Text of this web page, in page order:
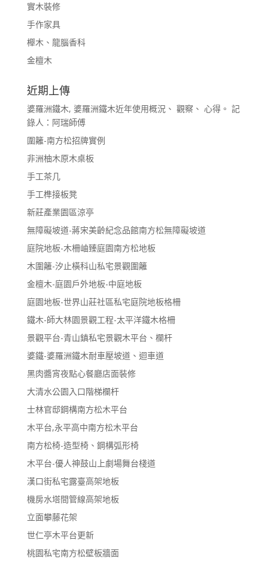
實木裝修
手作家具
櫸木、龍腦香科
金檀木
近期上傳
婆羅洲鐵木, 婆羅洲鐵木近年使用概況、 觀察、 心得。 記
錄人：阿瑞師傅
圍籬-南方松招牌實例
非洲柚木原木桌板
手工茶几
手工榫接板凳
新莊產業園區涼亭
無障礙坡道-蔣宋美齡紀念品館南方松無障礙坡道
庭院地板-木柵岫臻庭園南方松地板
木圍籬-汐止橫科山私宅景觀圍籬
金檀木-庭園戶外地板-中庭地板
庭園地板-世界山莊社區私宅庭院地板格柵
鐵木-師大林園景觀工程-太平洋鐵木格柵
景觀平台-青山鎮私宅景觀木平台、欄杆
婆鐵-婆羅洲鐵木耐車壓坡道、迴車道
黑肉醬宵夜點心餐廳店面裝修
大清水公園入口階梯欄杆
士林官邸鋼構南方松木平台
木平台,永平高中南方松木平台
南方松椅-造型椅、鋼構弧形椅
木平台-優人神鼓山上劇場舞台棧道
漢口街私宅露臺高架地板
機房水塔間管線高架地板
立面攀藤花架
世仁亭木平台更新
桃園私宅南方松壁板牆面